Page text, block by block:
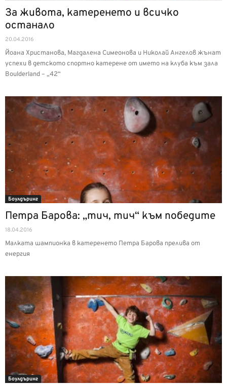
За живота, катеренето и всичко
останало
20.04.2016
Йоана Христанова, Магдалена Симеонова и Николай Ангелов жънат
успехи в детското спортно катерене от името на клуба към зала
Boulderland – „42“
Боулдъринг
Петра Барова: „тич, тич“ към победите
18.04.2016
Малката шампионка в катеренето Петра Барова прелива от
енергия
Боулдъринг